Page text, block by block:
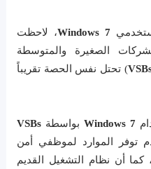
Windows 7، لاحظت
الصغيرة والمتوسطة
) تحتل نفس الحصة تقريباً
Windows 7 بواسطةVSBs
توفر الموارد لموظفي أمن
كما أن نظام التشغيل القديم